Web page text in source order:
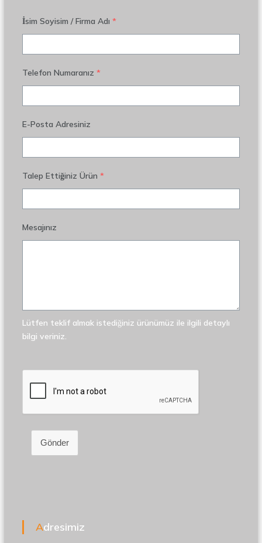
İsim Soyisim / Firma Adı *
Telefon Numaranız *
E-Posta Adresiniz
Talep Ettiğiniz Ürün *
Mesajınız
Lütfen teklif almak istediğiniz ürünümüz ile ilgili detaylı
bilgi veriniz.
Gönder
Adresimiz